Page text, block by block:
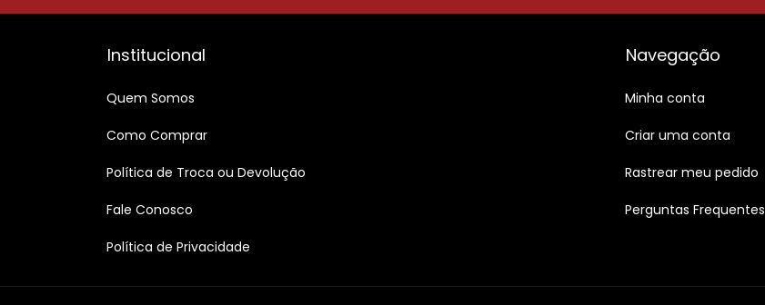
Institucional
Quem Somos
Como Comprar
Política de Troca ou Devolução
Fale Conosco
Política de Privacidade
Navegação
Minha conta
Criar uma conta
Rastrear meu pedido
Perguntas Frequentes